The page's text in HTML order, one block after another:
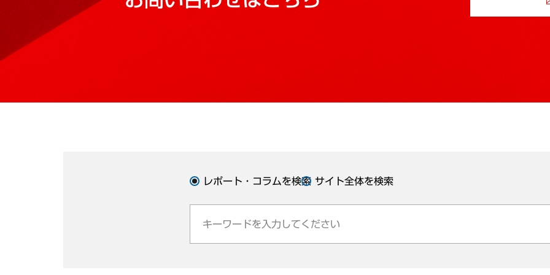
レポート・コラムを検索 サイト全体を検索